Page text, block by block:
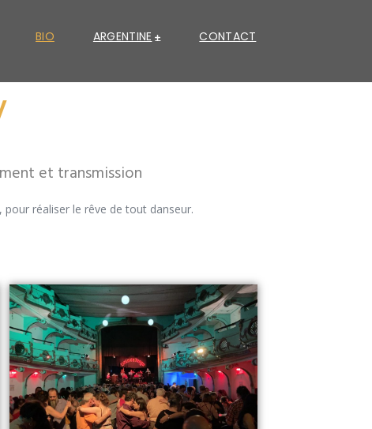
BIO ARGENTINE CONTACT
et transmission
réaliser le rêve de tout danseur.